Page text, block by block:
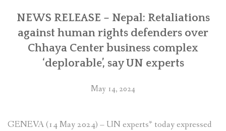
NEWS RELEASE – Nepal: Retaliations
against human rights defenders over
Chhaya Center business complex
‘deplorable’, say UN experts
May 14, 2024
GENEVA (14 May 2024) – UN experts* today expressed